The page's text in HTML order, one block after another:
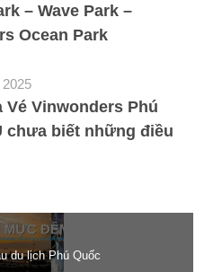
– Wave Park –
Ocean Park
Vé Vinwonders Phú
chưa biết những điều
du lịch Phú Quốc